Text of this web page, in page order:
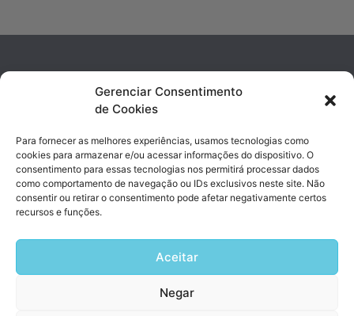
Gerenciar Consentimento
de Cookies
Para fornecer as melhores experiências, usamos tecnologias como
cookies para armazenar e/ou acessar informações do dispositivo. O
consentimento para essas tecnologias nos permitirá processar dados
como comportamento de navegação ou IDs exclusivos neste site. Não
consentir ou retirar o consentimento pode afetar negativamente certos
recursos e funções.
Aceitar
Negar
contato@sishosp.com.br
(19) 3743-4890 | (19) 99947-8017
Avenida Marechal Rondon, 338 Jd. Chapadão | Campinas, SP